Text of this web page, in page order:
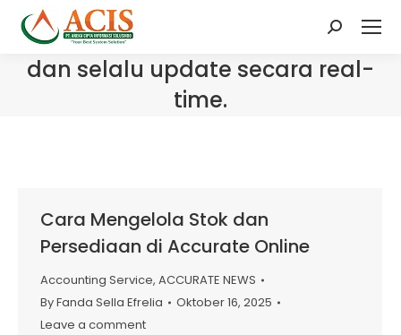
Search:
dan selalu update secara real-
time.
Cara Mengelola Stok dan
Persediaan di Accurate Online
Accounting Service, ACCURATE NEWS
ByFanda Sella Efrelia
Oktober 16, 2025
Leave a comment